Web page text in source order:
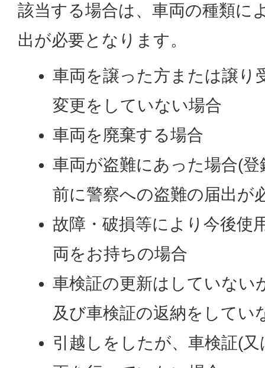
該当する場合は、車両の種類に
出が必要となります。
車両を譲った方または譲り
変更をしていない場合
車両を廃棄する場合
車両が盗難にあった場合(
前に警察への盗難の届出が
故障・破損等により今後使
両をお持ちの場合
車検証の更新はしていない
及び車検証の返納をしてい
引越しをしたが、車検証(